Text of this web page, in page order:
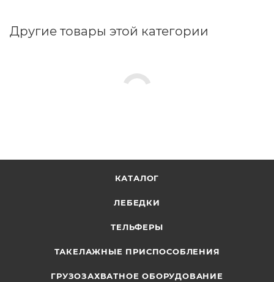
Другие товары этой категории
КАТАЛОГ
ЛЕБЕДКИ
ТЕЛЬФЕРЫ
ТАКЕЛАЖНЫЕ ПРИСПОСОБЛЕНИЯ
ГРУЗОЗАХВАТНОЕ ОБОРУДОВАНИЕ